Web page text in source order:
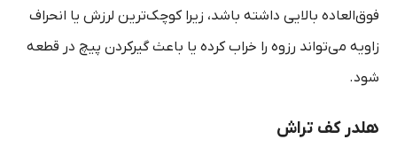
فوق‌العاده بالایی داشته باشد، زیرا کوچک‌ترین لرزش یا انحراف
زاویه می‌تواند رزوه را خراب کرده یا باعث گیرکردن پیچ در قطعه
شود.
هلدر کف‌ تراش